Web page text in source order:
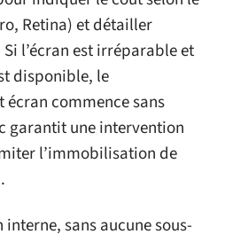
Retina) et détailler
l’écran est irréparable et
disponible, le
commence sans
garantit une intervention
l’immobilisation de
interne, sans aucune sous-